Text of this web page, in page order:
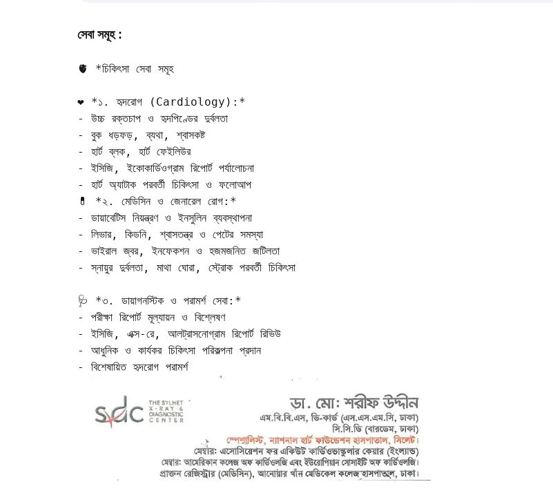
সেবা সমূহ :
🫀 *চিকিৎসা সেবা সমূহ
❤️ *১. হৃদরোগ (Cardiology):*
- উচ্চ রক্তচাপ ও হৃদপিণ্ডের দুর্বলতা
- বুক ধড়ফড়, ব্যথা, শ্বাসকষ্ট
- হার্ট ব্লক, হার্ট ফেইলিউর
- ইসিজি, ইকোকার্ডিওগ্রাম রিপোর্ট পর্যালোচনা
- হার্ট অ্যাটাক পরবর্তী চিকিৎসা ও ফলোআপ
💊 *২. মেডিসিন ও জেনারেল রোগ:*
- ডায়াবেটিস নিয়ন্ত্রণ ও ইনসুলিন ব্যবস্থাপনা
- লিভার, কিডনি, শ্বাসতন্ত্র ও পেটের সমস্যা
- ভাইরাল জ্বর, ইনফেকশন ও হজমজনিত জটিলতা
- স্নায়ুর দুর্বলতা, মাথা ঘোরা, স্ট্রোক পরবর্তী চিকিৎসা
🩺 *৩. ডায়াগনস্টিক ও পরামর্শ সেবা:*
- পরীক্ষা রিপোর্ট মূল্যায়ন ও বিশ্লেষণ
- ইসিজি, এক্স-রে, আলট্রাসনোগ্রাম রিপোর্ট রিভিউ
- আধুনিক ও কার্যকর চিকিৎসা পরিকল্পনা প্রদান
- বিশেষায়িত হৃদরোগ পরামর্শ